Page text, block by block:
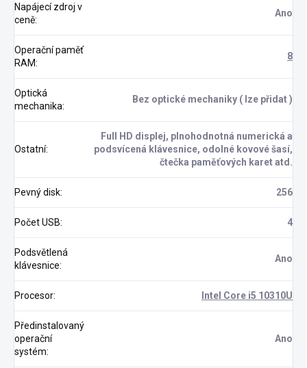
Napájecí zdroj v
ceně:
Ano
Operační paměť
RAM:
8
Optická
mechanika:
Bez optické mechaniky ( lze přidat )
Ostatní:
Full HD displej, plnohodnotná numerická a
podsvícená klávesnice, odolné kovové šasí,
čtečka paměťových karet atd.
Pevný disk: 256
Počet USB: 4
Podsvětlená
klávesnice:
Ano
Procesor: Intel Core i5 10310U
Předinstalovaný
operační
systém:
Ano